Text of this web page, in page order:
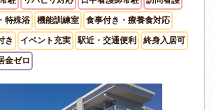
特殊浴 機能訓練室 食事付き・療養食対応
き イベント充実 駅近・交通便利 終身入居可
金ゼロ